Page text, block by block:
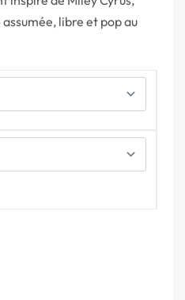
libre et pop au